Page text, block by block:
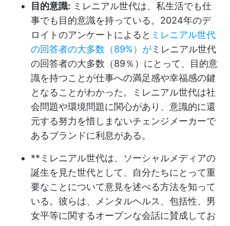
目的意識: ミレニアル世代は、私生活でも仕
事でも目的意識を持っている。2024年のデ
ロイトのアンケートによると ミレニアル世代
の回答者の大多数（89%）がミレニアル世代
の回答者の大多数（89％）にとって、目的意
識を持つことが仕事への満足感や幸福感の鍵
となることがわかった。ミレニアル世代は社
会問題や環境問題に関心があり、意識的に還
元する努力を惜しまないチェンジメーカーで
あるブランドに利息がある。
**ミレニアル世代は、ソーシャルメディアの
誕生を見た世代として、自分たちにとって重
要なことについて意見を述べる方法を知って
いる。彼らは、メンタルヘルス、包括性、男
女平等に関するオープンな会話に賛成してお